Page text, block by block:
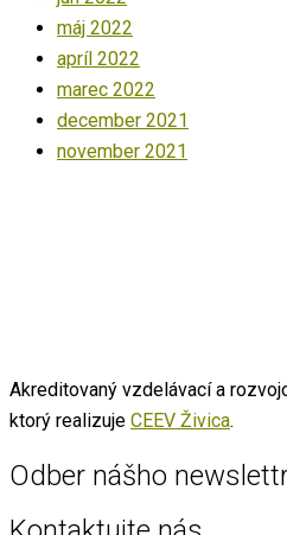
máj 2022
apríl 2022
marec 2022
december 2021
november 2021
Akreditovaný vzdelávací a
ktorý realizuje CEEV Živica.
Odber nášho